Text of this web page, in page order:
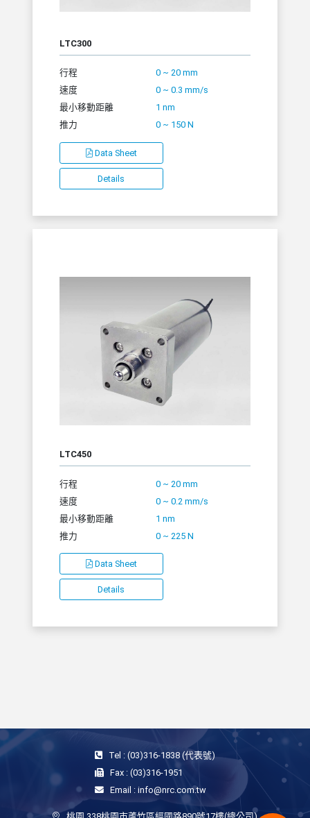
LTC300
Data Sheet
Details
行程
0 ~ 20 mm
速度
0 ~ 0.3 mm/s
最小移動距離
1 nm
推力
0 ~ 150 N
LTC450
Data Sheet
Details
行程
0 ~ 20 mm
速度
0 ~ 0.2 mm/s
最小移動距離
1 nm
推力
0 ~ 225 N
Tel : (03)316-1838 (代表號)
Fax : (03)316-1951
Email : info@nrc.com.tw